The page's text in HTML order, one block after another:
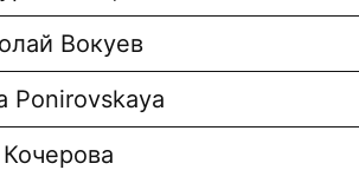
Вокуев
Ponirovskaya